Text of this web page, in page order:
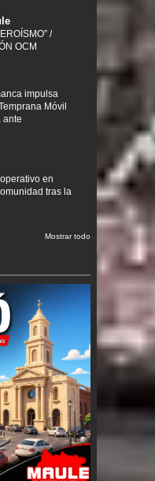
/
OCM
impulsa
Móvil
ante
en
tras la
Mostrar todo